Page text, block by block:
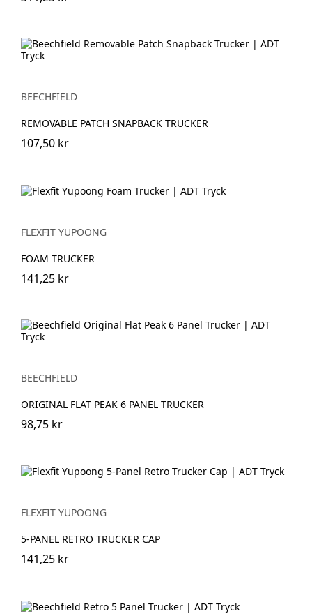
BEECHFIELD
REMOVABLE PATCH SNAPBACK TRUCKER
107,50 kr
FLEXFIT YUPOONG
FOAM TRUCKER
141,25 kr
BEECHFIELD
ORIGINAL FLAT PEAK 6 PANEL TRUCKER
98,75 kr
FLEXFIT YUPOONG
5-PANEL RETRO TRUCKER CAP
141,25 kr